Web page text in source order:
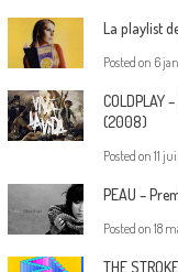
La playlist
Posted on 6
COLDPLAY
(2008)
Posted on 11
PEAU –
Posted on 18
THE